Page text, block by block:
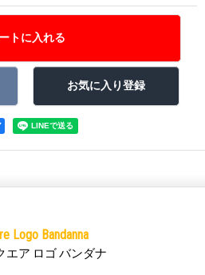
Logo Bandanna
エア ロゴ バンダナ